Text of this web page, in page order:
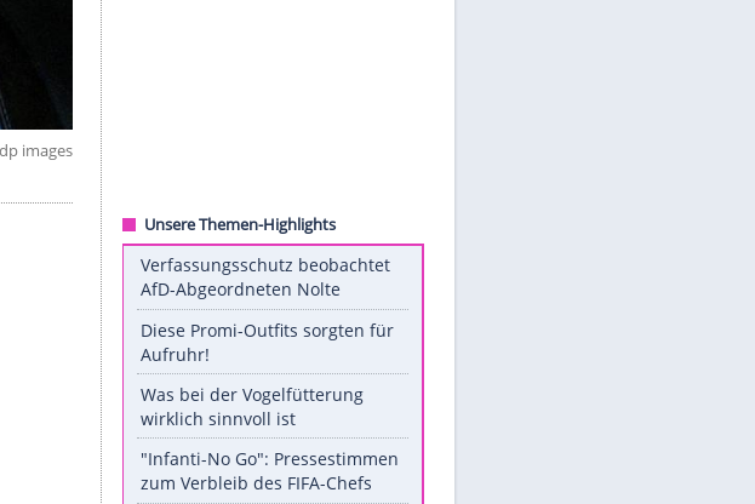
© ddp images
Unsere Themen-Highlights